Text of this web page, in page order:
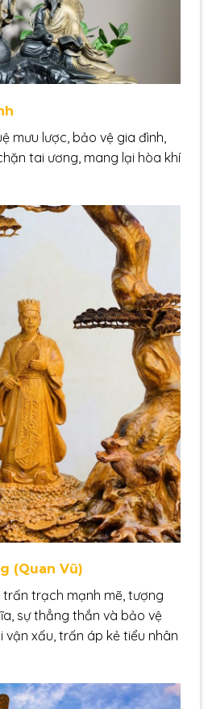
mưu lược, bảo vệ gia đình,
tai ương, mang lại hòa khí
(Quan Vũ)
trạch mạnh mẽ, tượng
sự thẳng thắn và bảo vệ
vận xấu, trấn áp kẻ tiểu nhân